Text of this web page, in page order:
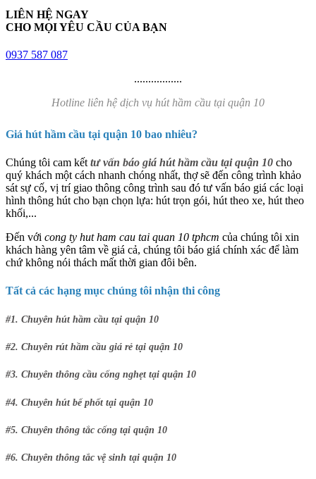
LIÊN HỆ NGAY
CHO MỌI YÊU CẦU CỦA BẠN
0937 587 087
.................
Hotline liên hệ dịch vụ hút hầm cầu tại quận 10
Giá hút hầm cầu tại quận 10 bao nhiêu?
Chúng tôi cam kết tư vấn báo giá hút hầm cầu tại quận 10 cho
quý khách một cách nhanh chóng nhất, thợ sẽ đến công trình khảo
sát sự cố, vị trí giao thông công trình sau đó tư vấn báo giá các loại
hình thông hút cho bạn chọn lựa: hút trọn gói, hút theo xe, hút theo
khối,...
Đến với cong ty hut ham cau tai quan 10 tphcm của chúng tôi xin
khách hàng yên tâm về giá cả, chúng tôi báo giá chính xác để làm
chứ không nói thách mất thời gian đôi bên.
Tất cả các hạng mục chúng tôi nhận thi công
#1. Chuyên hút hầm cầu tại quận 10
#2. Chuyên rút hầm cầu giá rẻ tại quận 10
#3. Chuyên thông cầu cống nghẹt tại quận 10
#4. Chuyên hút bể phốt tại quận 10
#5. Chuyên thông tắc cống tại quận 10
#6. Chuyên thông tắc vệ sinh tại quận 10